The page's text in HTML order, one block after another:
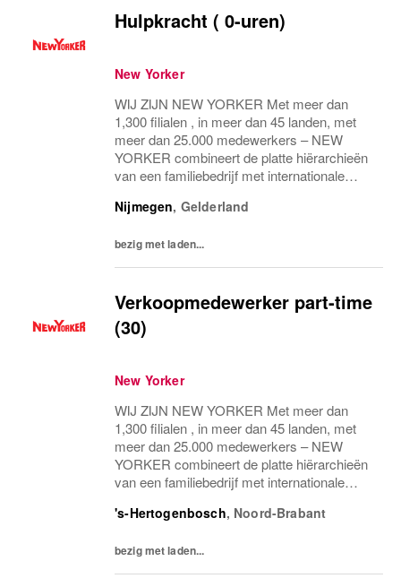
Hulpkracht ( 0-uren)
New Yorker
WIJ ZIJN NEW YORKER Met meer dan
1,300 filialen , in meer dan 45 landen, met
meer dan 25.000 medewerkers – NEW
YORKER combineert de platte hiërarchieën
van een familiebedrijf met internationale
werkomgeving. WEES NEW YORKER
Nijmegen, Gelderland
bezig met laden...
Verkoopmedewerker part-time
(30)
New Yorker
WIJ ZIJN NEW YORKER Met meer dan
1,300 filialen , in meer dan 45 landen, met
meer dan 25.000 medewerkers – NEW
YORKER combineert de platte hiërarchieën
van een familiebedrijf met internationale
werkomgeving. WEES NEW YORKER
's-Hertogenbosch, Noord-Brabant
bezig met laden...